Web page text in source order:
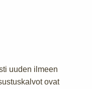
uuden ilmeen
ovat